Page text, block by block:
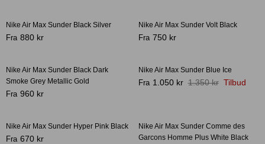
Andre brands
Crease protectors
Bestseller
Nike Air Max Sunder Black Silver
Fra 880 kr
Nike Air Max Sunder Volt Black
Fra 750 kr
Nike Air Max Sunder Black Dark
Smoke Grey Metallic Gold
Fra 960 kr
-28%
Nike Air Max Sunder Blue Ice
Fra 1.050 kr 1.350 kr Tilbud
-46%
Nike Air Max Sunder Hyper Pink Black
Fra 670 kr
Nike Air Max Sunder Comme des
Garcons Homme Plus White Black